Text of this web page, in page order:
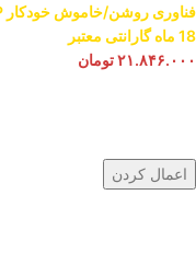
فناوری روشن/خاموش خودکار HP؛ ذخیره انرژی
18 ماه گارانتی معتبر
۲۱.۸۴۶.۰۰۰تومان
اعمال کردن